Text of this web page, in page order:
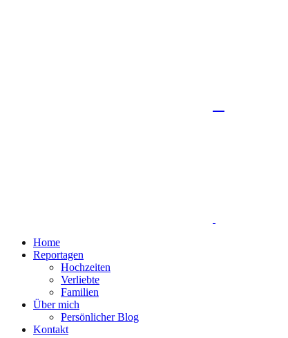
Home
Reportagen
Hochzeiten
Verliebte
Familien
Über mich
Persönlicher Blog
Kontakt